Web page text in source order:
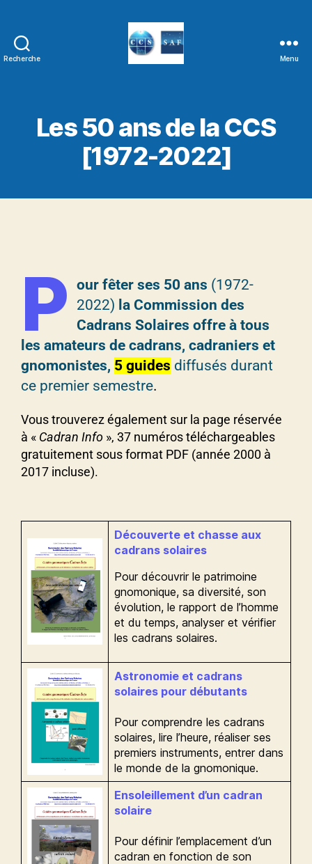
Recherche Menu
Les 50 ans de la CCS
[1972-2022]
P our fêter ses 50 ans (1972-
2022) la Commission des
Cadrans Solaires offre à tous
les amateurs de cadrans, cadraniers et
gnomonistes, 5 guides diffusés durant
ce premier semestre.
Vous trouverez également sur la page réservée
à « Cadran Info », 37 numéros téléchargeables
gratuitement sous format PDF (année 2000 à
2017 incluse).
Découverte et chasse aux
cadrans solaires
Pour découvrir le patrimoine
gnomonique, sa diversité, son
évolution, le rapport de l’homme
et du temps, analyser et vérifier
les cadrans solaires.
Astronomie et cadrans
solaires pour débutants
Pour comprendre les cadrans
solaires, lire l’heure, réaliser ses
premiers instruments, entrer dans
le monde de la gnomonique.
Ensoleillement d’un cadran
solaire
Pour définir l’emplacement d’un
cadran en fonction de son